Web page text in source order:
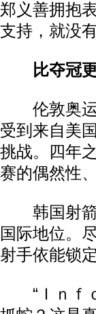
郑义善拥抱
支持，就没
比夺冠
伦敦奥运
受到来自美
挑战。四年
赛的偶然性
韩国射箭
国际地位。
射手依能锁
“Ｉｎｆｏ